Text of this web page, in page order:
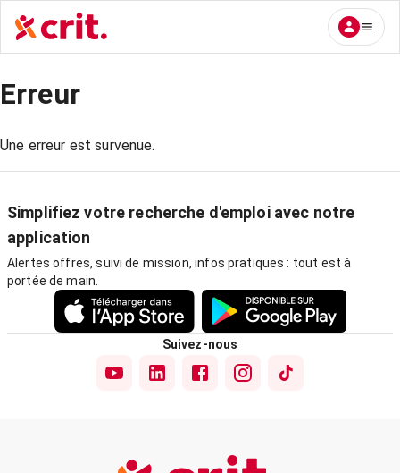
Erreur
Une erreur est survenue.
Simplifiez votre recherche d'emploi avec notre
application
Alertes offres, suivi de mission, infos pratiques : tout est à
portée de main.
Suivez-nous